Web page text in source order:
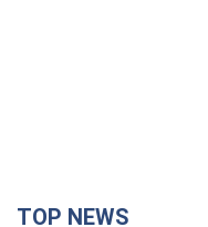
Мобільні